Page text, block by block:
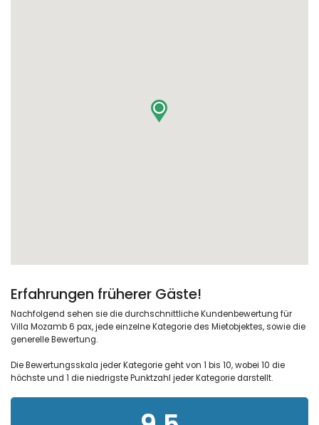
Erfahrungen früherer Gäste!
Nachfolgend sehen sie die durchschnittliche Kundenbewertung für
Villa Mozamb 6 pax, jede einzelne Kategorie des Mietobjektes, sowie die
generelle Bewertung.
Die Bewertungsskala jeder Kategorie geht von 1 bis 10, wobei 10 die
höchste und 1 die niedrigste Punktzahl jeder Kategorie darstellt.